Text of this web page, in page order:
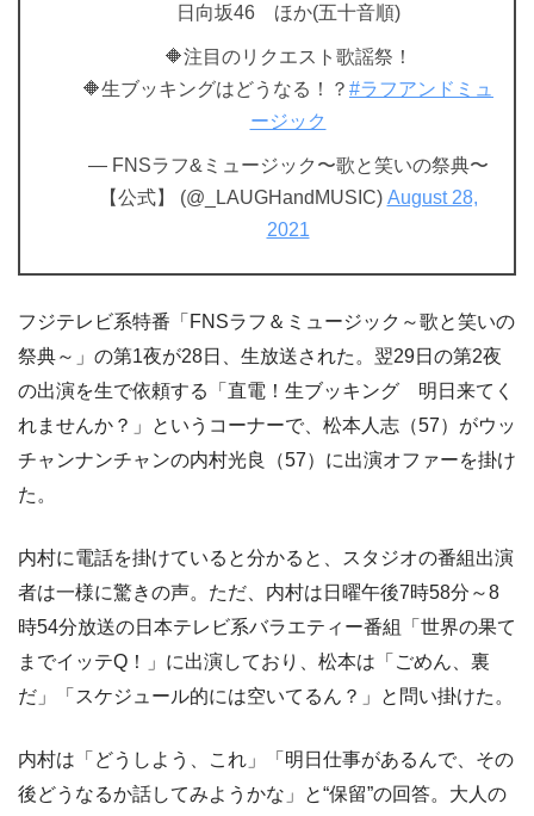
日向坂46 ほか(五十音順)
🔶注目のリクエスト歌謡祭！
🔶生ブッキングはどうなる！？ #ラフアンドミュ
ージック
— FNSラフ&ミュージック〜歌と笑いの祭典〜
【公式】 (@_LAUGHandMUSIC) August 28,
2021
フジテレビ系特番「FNSラフ＆ミュージック～歌と笑いの
祭典～」の第1夜が28日、生放送された。翌29日の第2夜
の出演を生で依頼する「直電！生ブッキング 明日来てく
れませんか？」というコーナーで、松本人志（57）がウッ
チャンナンチャンの内村光良（57）に出演オファーを掛け
た。
内村に電話を掛けていると分かると、スタジオの番組出演
者は一様に驚きの声。ただ、内村は日曜午後7時58分～8
時54分放送の日本テレビ系バラエティー番組「世界の果て
までイッテQ！」に出演しており、松本は「ごめん、裏
だ」「スケジュール的には空いてるん？」と問い掛けた。
内村は「どうしよう、これ」「明日仕事があるんで、その
後どうなるか話してみようかな」と“保留”の回答。大人の